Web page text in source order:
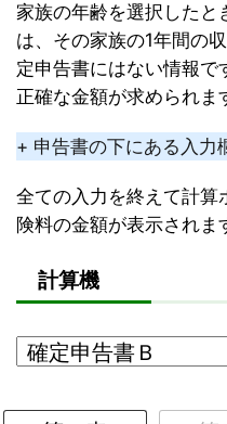
家族の年齢を選択したと
は、その家族の1年間の
定申告書にはない情報で
正確な金額が求められま
+ 申告書の下にある入力
全ての入力を終えて計算
険料の金額が表示されま
計算機